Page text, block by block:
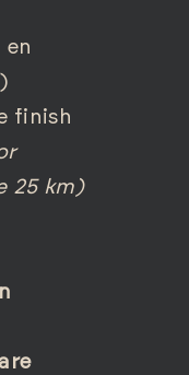
en
finish
25 km)